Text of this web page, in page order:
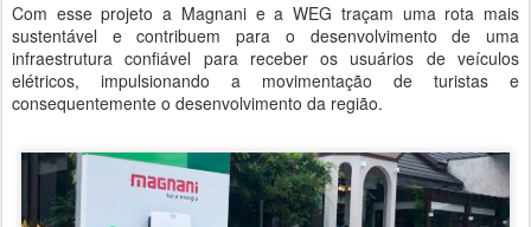
Com esse projeto a Magnani e a WEG traçam uma rota mais
sustentável e contribuem para o desenvolvimento de uma
infraestrutura confiável para receber os usuários de veículos
elétricos, impulsionando a movimentação de turistas e
consequentemente o desenvolvimento da região.